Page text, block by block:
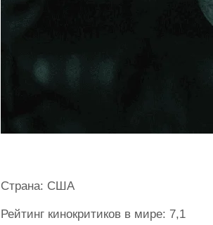
Страна: США
Рейтинг кинокритиков в мире: 7,1